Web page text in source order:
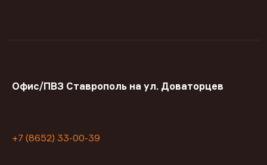
Офис/ПВЗ Ставрополь на ул. Доваторцев
+7 (8652) 33-00-39